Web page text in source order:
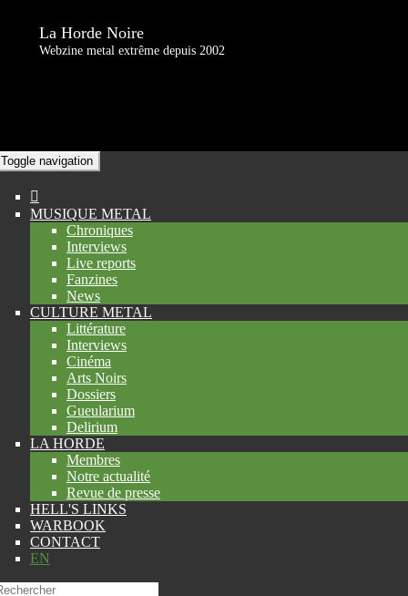
La Horde Noire
Webzine metal extrême depuis 2002
Toggle navigation
MUSIQUE METAL
Chroniques
Interviews
Live reports
Fanzines
News
CULTURE METAL
Littérature
Interviews
Cinéma
Arts Noirs
Dossiers
Gueularium
Delirium
LA HORDE
Membres
Notre actualité
Revue de presse
HELL'S LINKS
WARBOOK
CONTACT
EN